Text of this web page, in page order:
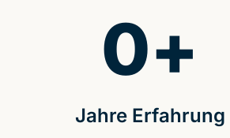
Jahre Erfahrung
0+